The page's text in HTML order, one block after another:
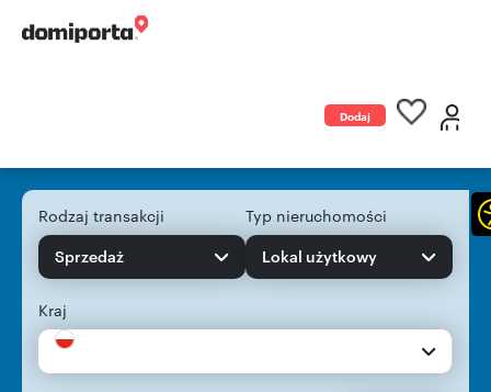
Dodaj
Rodzaj transakcji
Sprzedaż
Typ nieruchomości
Lokal użytkowy
Kraj